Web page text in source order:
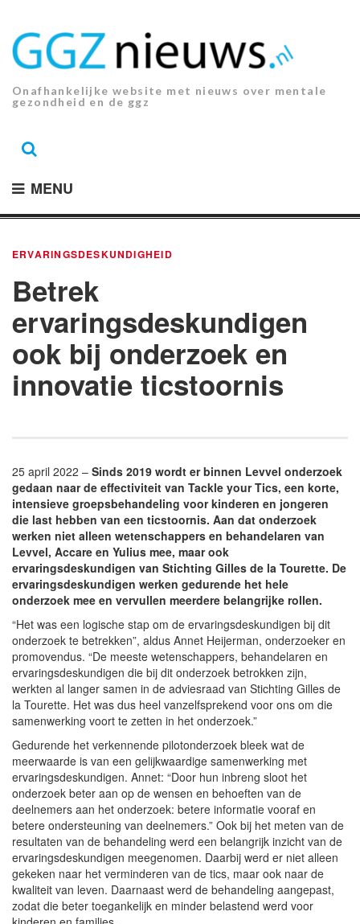
inhoud.
Onafhankelijke website met nieuws over mentale
gezondheid en de ggz
MENU
ERVARINGSDESKUNDIGHEID
Betrek
ervaringsdeskundigen
ook bij onderzoek en
innovatie ticstoornis
25 april 2022 – Sinds 2019 wordt er binnen Levvel onderzoek
gedaan naar de effectiviteit van Tackle your Tics, een korte,
intensieve groepsbehandeling voor kinderen en jongeren
die last hebben van een ticstoornis. Aan dat onderzoek
werken niet alleen wetenschappers en behandelaren van
Levvel, Accare en Yulius mee, maar ook
ervaringsdeskundigen van Stichting Gilles de la Tourette. De
ervaringsdeskundigen werken gedurende het hele
onderzoek mee en vervullen meerdere belangrijke rollen.
“Het was een logische stap om de ervaringsdeskundigen bij dit
onderzoek te betrekken”, aldus Annet Heijerman, onderzoeker en
promovendus. “De meeste wetenschappers, behandelaren en
ervaringsdeskundigen die bij dit onderzoek betrokken zijn,
werkten al langer samen in de adviesraad van Stichting Gilles de
la Tourette. Het was dus heel vanzelfsprekend voor ons om die
samenwerking voort te zetten in het onderzoek.”
Gedurende het verkennende pilotonderzoek bleek wat de
meerwaarde is van een gelijkwaardige samenwerking met
ervaringsdeskundigen. Annet: “Door hun inbreng sloot het
onderzoek beter aan op de wensen en behoeften van de
deelnemers aan het onderzoek: betere informatie vooraf en
betere ondersteuning van deelnemers.” Ook bij het meten van de
resultaten van de behandeling werd een belangrijk inzicht van de
ervaringsdeskundigen meegenomen. Daarbij werd er niet alleen
gekeken naar het verminderen van de tics, maar ook naar de
kwaliteit van leven. Daarnaast werd de behandeling aangepast,
zodat die beter toegankelijk en minder belastend werd voor